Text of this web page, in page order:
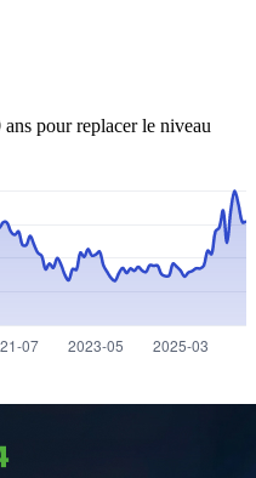
pour replacer le niveau